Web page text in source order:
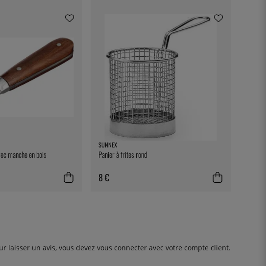
manche en bois
SUNNEX
Panier à frites rond
8 €
laisser un avis, vous devez vous connecter avec votre compte client.